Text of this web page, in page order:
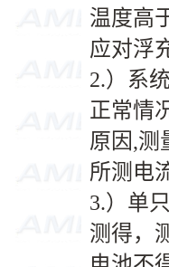
温度高
应对浮
2.）系
正常情
原因,测
所测电
3.）单
测得，